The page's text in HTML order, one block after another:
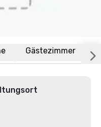
Gästezimmer